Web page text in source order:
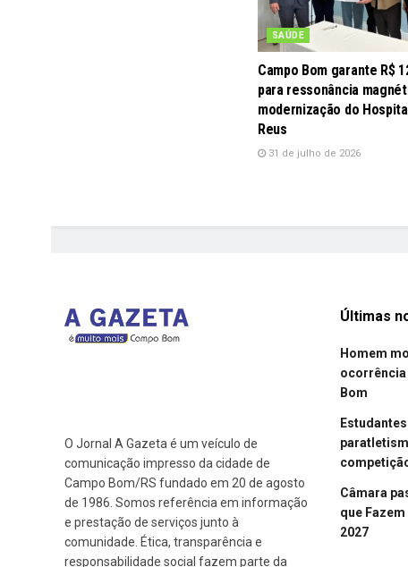
SAÚDE
Campo Bom garante R$
para ressonância
modernização do
Reus
31 de julho de 2026
O Jornal A Gazeta é um veículo de
comunicação impresso da cidade de
Campo Bom/RS fundado em 20 de agosto
de 1986. Somos referência em informação
e prestação de serviços junto à
comunidade. Ética, transparência e
responsabilidade social fazem parte da
Últimas
Homem
ocorrência
Bom
Câmara
que
2027